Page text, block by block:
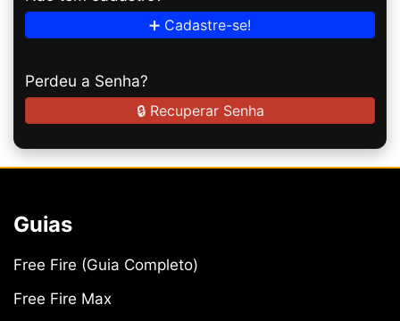
➕ Cadastre-se!
Perdeu a Senha?
🔒 Recuperar Senha
Guias
Free Fire (Guia Completo)
Free Fire Max